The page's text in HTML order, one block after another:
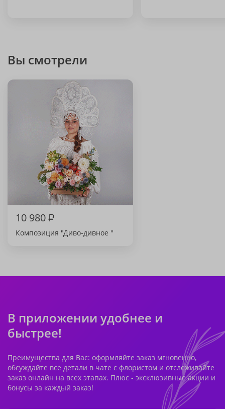
Вы смотрели
10 980₽
Композиция "Диво-дивное "
В приложении удобнее и
быстрее!
Преимущества для Вас: оформляйте заказ мгновенно,
обсуждайте все детали в чате с флористом и отслеживайте
заказ онлайн на всех этапах. Плюс - эксклюзивные акции и
бонусы за каждый заказ!